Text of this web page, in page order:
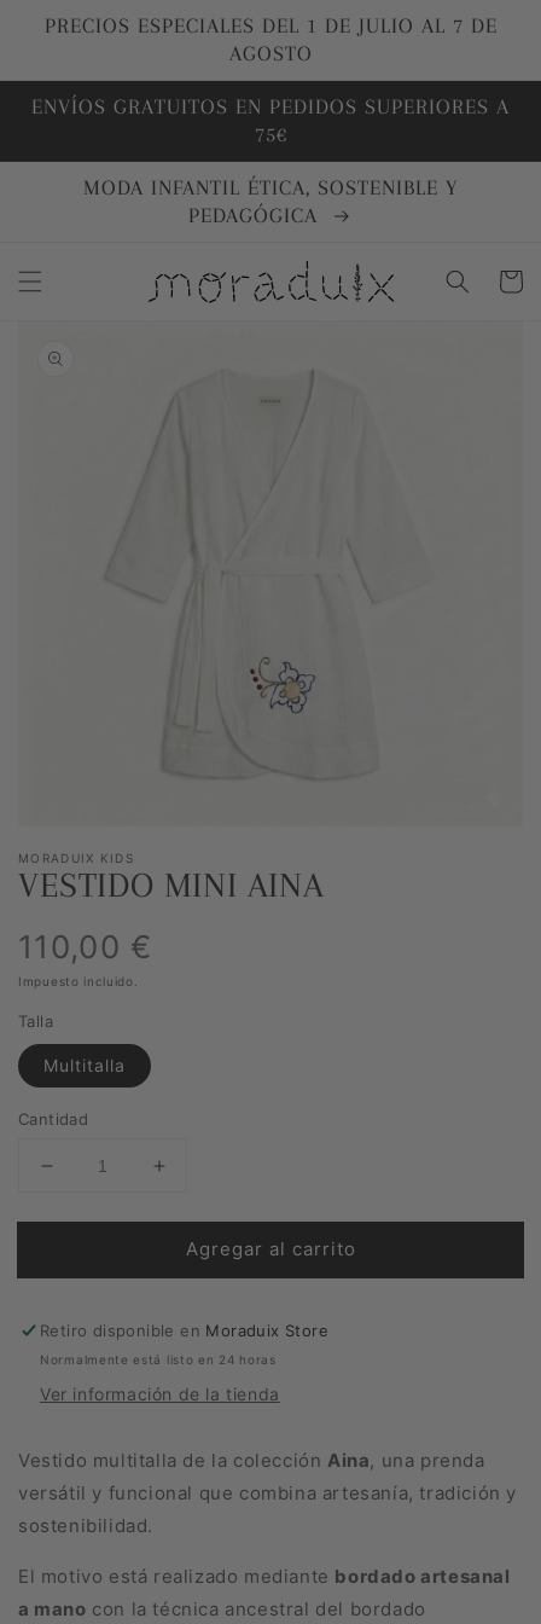
directamente
PRECIOS ESPECIALES DEL 1 DE JULIO AL 7 DE
AGOSTO
ENVÍOS GRATUITOS EN PEDIDOS SUPERIORES A
75€
MODA INFANTIL ÉTICA, SOSTENIBLE Y
PEDAGÓGICA
Carrito
información
vista
de
galería
MORADUIX KIDS
VESTIDO MINI AINA
Precio
habitual
110,00 €
Impuesto incluido.
Talla
Multitalla
Cantidad
Reducir
para
MINI
Aumentar
para
VESTIDO
MINI
Agregar al carrito
Retiro disponible en Moraduix Store
Normalmente está listo en 24 horas
Ver información de la tienda
Vestido multitalla de la colección Aina, una prenda
versátil y funcional que combina artesanía, tradición y
sostenibilidad.
El motivo está realizado mediante bordado artesanal
a mano con la técnica ancestral del bordado